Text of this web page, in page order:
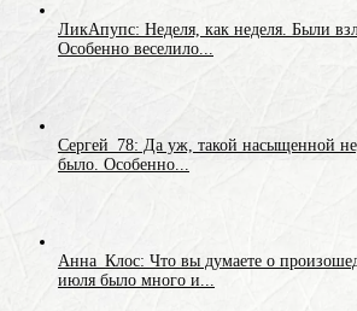
ЛикАпупс: Неделя, как неделя. Были
Особенно веселило...
Сергей_78: Да уж, такой насыщенной
было. Особенно...
Анна_Клос: Что вы думаете о
июля было много и...